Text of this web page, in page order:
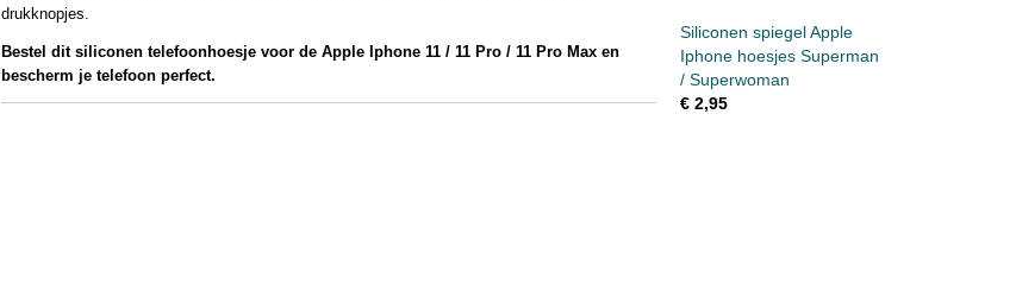
drukknopjes.
Bestel dit siliconen telefoonhoesje voor de Apple Iphone 11 / 11 Pro / 11 Pro Max en
bescherm je telefoon perfect.
Siliconen spiegel Apple
Iphone hoesjes Superman
/ Superwoman
€ 2,95